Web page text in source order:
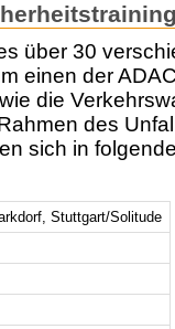
über 30
einen der
die
des
sich in
Stuttgart/Solitude